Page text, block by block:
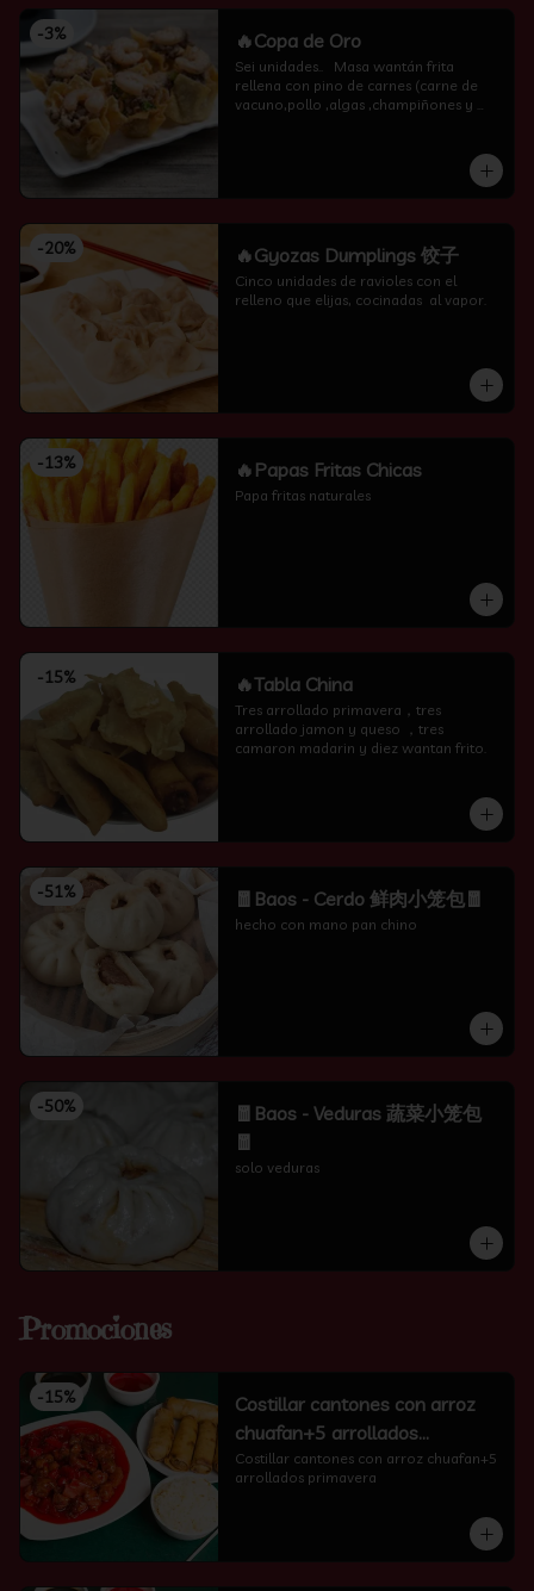
-3% 🔥Copa de Oro
Sei unidades..   Masa wantán frita
rellena con pino de carnes (carne de
vacuno,pollo ,algas ,champiñones y
-20% 🔥Gyozas Dumplings 饺子
Cinco unidades de ravioles con el
relleno que elijas, cocinadas  al vapor.
-13% 🔥Papas Fritas Chicas
Papa fritas naturales
-15% 🔥Tabla China
Tres arrollado primavera，tres
arrollado jamon y queso ，tres
camaron madarin y diez wantan frito.
-51% 🧧Baos - Cerdo 鲜肉小笼包🧧
hecho con mano pan chino
-50%
🧧Baos - Veduras 蔬菜小笼包
solo veduras
Promociones
-15%
Costillar cantones con arroz
chuafan+5 arrollados
primavera
Costillar cantones con arroz chuafan+5
arrollados primavera